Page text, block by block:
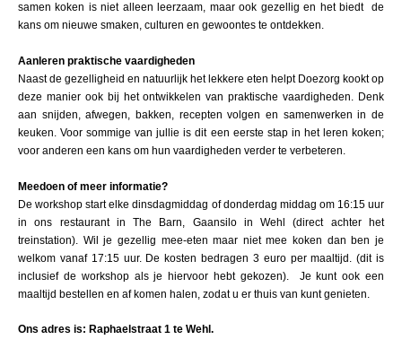
samen koken is niet alleen leerzaam, maar ook gezellig en het biedt de
kans om nieuwe smaken, culturen en gewoontes te ontdekken.
Aanleren praktische vaardigheden
Naast de gezelligheid en natuurlijk het lekkere eten helpt Doezorg kookt op
deze manier ook bij het ontwikkelen van praktische vaardigheden. Denk
aan snijden, afwegen, bakken, recepten volgen en samenwerken in de
keuken. Voor sommige van jullie is dit een eerste stap in het leren koken;
voor anderen een kans om hun vaardigheden verder te verbeteren.
Meedoen of meer informatie?
De workshop start elke dinsdagmiddag of donderdag middag om 16:15 uur
in ons restaurant in The Barn, Gaansilo in Wehl (direct achter het
treinstation). Wil je gezellig mee-eten maar niet mee koken dan ben je
welkom vanaf 17:15 uur. De kosten bedragen 3 euro per maaltijd. (dit is
inclusief de workshop als je hiervoor hebt gekozen). Je kunt ook een
maaltijd bestellen en af komen halen, zodat u er thuis van kunt genieten.
Ons adres is: Raphaelstraat 1 te Wehl.